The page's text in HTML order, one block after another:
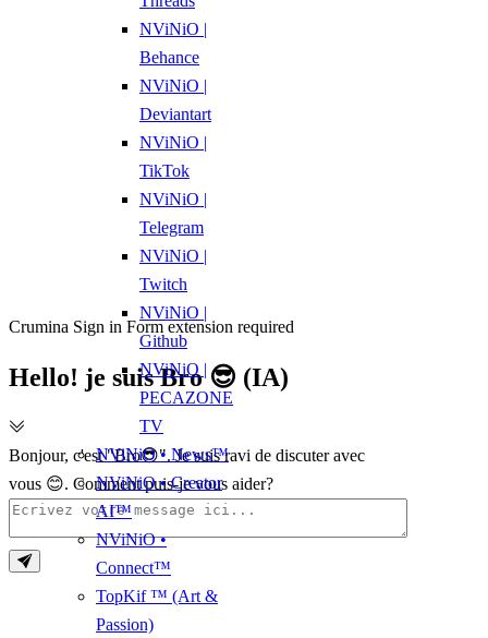
Crumina Sign in Form extension required
Hello! je suis Bro 😎 (IA)
Bonjour, c'est "Bro😎". Je suis ravi de discuter avec
vous 😊. Comment puis-je vous aider?
NViNiO |
Behance
NViNiO |
Deviantart
NViNiO |
TikTok
NViNiO |
Telegram
NViNiO |
Twitch
NViNiO |
Github
NViNiO |
PECAZONE
TV
NViNiO • News™
NViNiO • Creator
AI™
NViNiO •
Connect™
TopKif ™ (Art &
Passion)